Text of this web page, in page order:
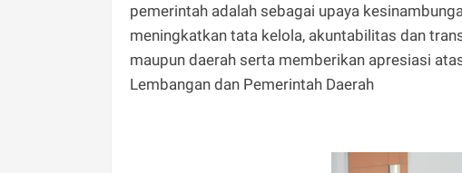
pemerintah adalah sebagai upaya
meningkatkan tata kelola, akuntabilitas dan
maupun daerah serta memberikan apresiasi
Lembangan dan Pemerintah Daerah